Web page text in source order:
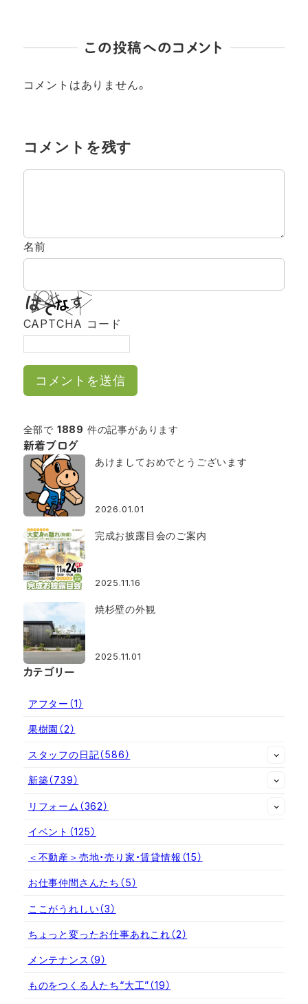
この投稿へのコメント
コメントはありません。
コメントを残す
名前
CAPTCHA コード
全部で 1889 件の記事があります
新着ブログ
あけましておめでとうございます
2026.01.01
完成お披露目会のご案内
2025.11.16
焼杉壁の外観
2025.11.01
カテゴリー
アフター （1）
果樹園 （2）
スタッフの日記（586）
新築（739）
リフォーム （362）
イベント （125）
＜不動産＞売地・売り家・賃貸情報 （15）
お仕事仲間さんたち （5）
ここがうれしい（3）
ちょっと変ったお仕事あれこれ（2）
メンテナンス （9）
ものをつくる人たち“大工”（19）